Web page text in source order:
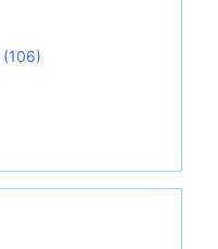
(106)